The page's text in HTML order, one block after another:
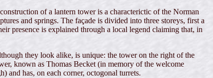
of a lantern tower is a characterictic of the Norman
and springs. The façade is divided into three storeys, first a
presence is explained through a local legend claiming that, in
they look alike, is unique: the tower on the right of the
known as Thomas Becket (in memory of the welcome
and has, on each corner, octogonal turrets.